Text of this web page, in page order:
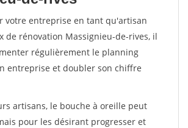
votre entreprise en tant qu'artisan
de rénovation Massignieu-de-rives, il
régulièrement le planning
entreprise et doubler son chiffre
artisans, le bouche à oreille peut
pour les désirant progresser et